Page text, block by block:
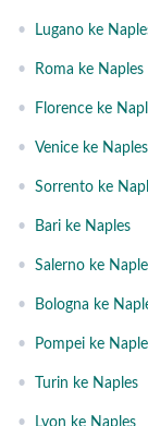
• Lugano ke
• Roma ke Naples
• Florence ke
• Venice ke Naples
• Sorrento ke
• Bari ke Naples
• Salerno ke
• Bologna ke
• Pompei ke
• Turin ke Naples
• Lyon ke Naples